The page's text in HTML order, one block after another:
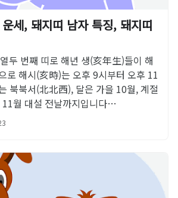
세, 돼지띠 남자 특징, 돼지띠
두 번째 띠로 해년 생(亥年生)들이 해
로 해시(亥時)는 오후 9시부터 오후 11
북북서(北北西), 달은 가을 10월, 계절
월 대설 전날까지입니다…